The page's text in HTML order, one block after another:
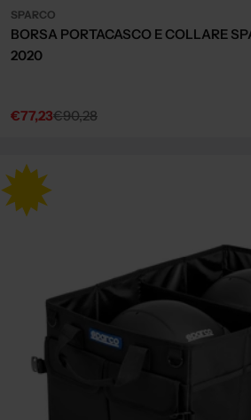
SPARCO
BORSA PORTACASCO E COLLARE
2020
Sale
€77,23
Regular€90,28